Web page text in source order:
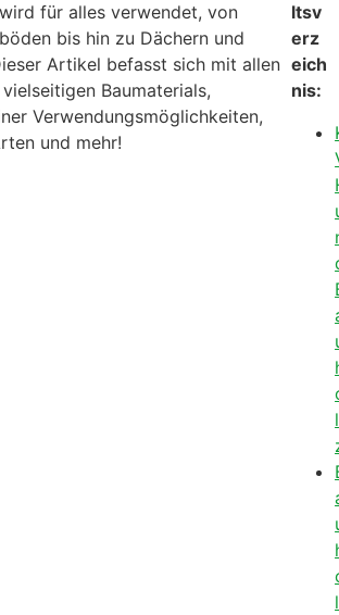
für alles verwendet, von
bis hin zu Dächern und
Artikel befasst sich mit allen
Baumaterials,
Verwendungsmöglichkeiten,
und mehr!
ltsv
erz
eich
nis:
l
l